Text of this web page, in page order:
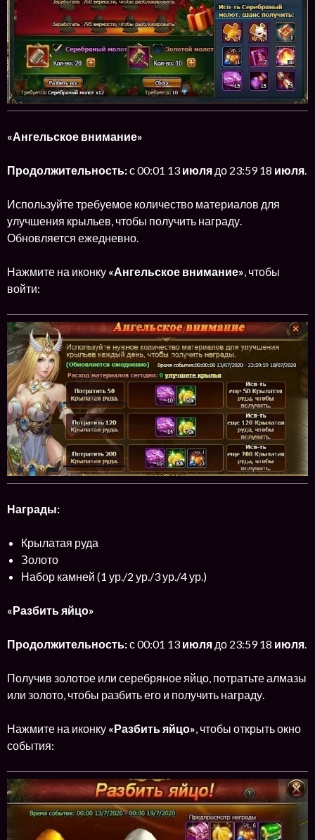
«Ангельское внимание»
Продолжительность:с 00:01 13 июля до 23:59 18 июля.
Используйте требуемое количество материалов для
улучшения крыльев, чтобы получить награду.
Обновляется ежедневно.
Нажмите на иконку «Ангельское внимание», чтобы
войти:
Награды:
Крылатая руда
Золото
Набор камней (1 ур./2 ур./3 ур./4 ур.)
«Разбить яйцо»
Продолжительность:с 00:01 13 июля до 23:59 18 июля.
Получив золотое или серебряное яйцо, потратьте алмазы
или золото, чтобы разбить его и получить награду.
Нажмите на иконку «Разбить яйцо», чтобы открыть окно
события: